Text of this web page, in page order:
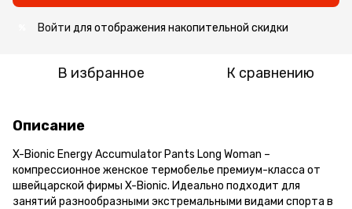
Войти для отображения накопительной скидки
В избранное К сравнению
Описание
X-Bionic Energy Accumulator Pants Long Woman –
компрессионное женское термобелье премиум-класса от
швейцарской фирмы X-Bionic. Идеально подходит для
занятий разнообразными экстремальными видами спорта в